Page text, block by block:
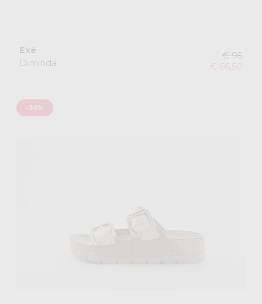
Exé
Diminda
€ 95
€ 66,50
-30%